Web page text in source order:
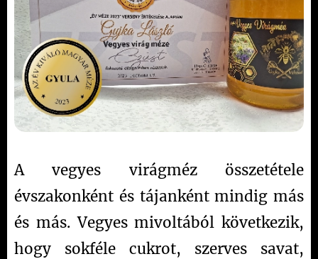
A vegyes virágméz összetétele
évszakonként és tájanként mindig más
és más. Vegyes mivoltából következik,
hogy sokféle cukrot, szerves savat,